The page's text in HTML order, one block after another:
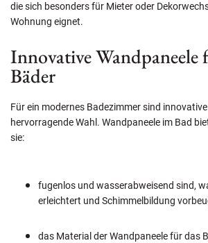
die sich besonders für Mieter oder
Wohnung eignet.
Innovative Wandpaneele
Bäder
Für ein modernes Badezimmer sind
hervorragende Wahl. Wandpaneele im Bad
sie:
fugenlos und wasserabweisend sind,
erleichtert und Schimmelbildung
das Material der Wandpaneele für das